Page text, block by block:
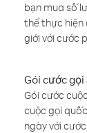
bạn mua số
thể thực hiện
giới với cước
Gói cước
Gói cước
cuộc gọi
ngày với